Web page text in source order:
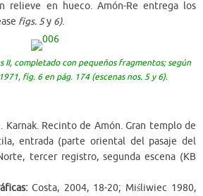
relieve en hueco. Amón-Re entrega los
figs. 5y 6).
II, completado con pequeños fragmentos; según
fig. 6 en pág. 174 (escenas nos. 5 y 6).
Karnak. Recinto de Amón. Gran templo de
entrada (parte oriental del pasaje del
tercer registro, segunda escena (KB
Costa, 2004, 18-20; Miśliwiec 1980,